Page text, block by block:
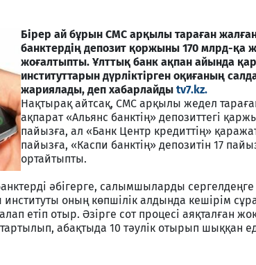
Бірер ай бұрын СМС арқылы тараған
банктердің депозит қоржыны 170 млрд-қа
жоғалтыпты. Ұлттық банк ақпан айында
институттарын дүрліктірген оқиғаның
жариялады, деп хабарлайды tv7.kz.
Нақтырақ айтсақ, СМС арқылы жедел
ақпарат «Альянс банктің» депозиттегі
пайызға, ал «Банк Центр кредиттің»
пайызға, «Каспи банктің» депозитін 17
ортайтыпты.
әбігерге, салымшыларды сергелдеңге
институты оның көпшілік алдында кешірім
етіп отыр. Әзірге сот процесі аяқталған
абақтыда 10 тәулік отырып шыққан